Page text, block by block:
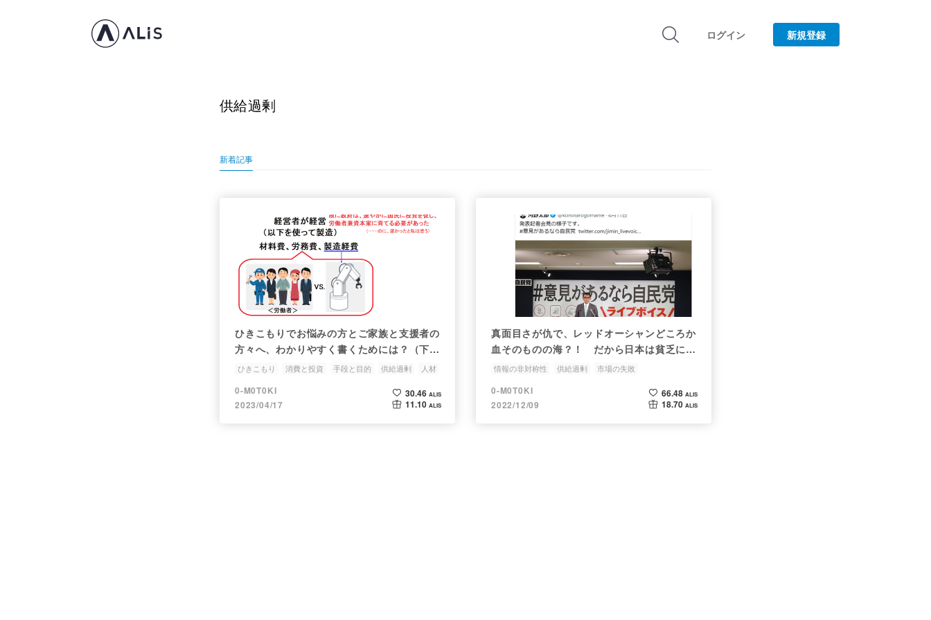
ログイン 新規登録
供給過剰
新着記事
ひきこもりでお悩みの方とご家族と支援者の
方々へ、わかりやすく書くためには？（下書
き同然で迷走中）
ひきこもり 消費と投資 手段と目的 供給過剰 人材
0-M0T0KI
2023/04/17
30.46 ALIS
11.10 ALIS
真面目さが仇で、レッドオーシャンどころか
血そのものの海？！ だから日本は貧乏にな
る
情報の非対称性 供給過剰
市場の失敗
ベーシックインカム
0-M0T0KI
2022/12/09
66.48 ALIS
18.70 ALIS